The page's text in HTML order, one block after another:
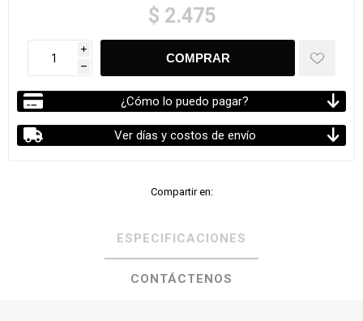
$ 2.475
i
h
¿Cómo lo puedo pagar?
Ver días y costos de envío
Compartir en:
ESPECIFICACIONES
CONTÁCTENOS